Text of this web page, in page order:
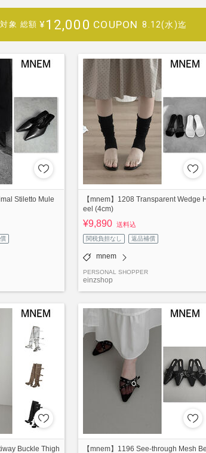
象 総額 ¥12,000 COUPON 8.12(水)迄
Stiletto Mule
【mnem】1208 Transparent Wedge H
eel (4cm)
¥9,890 送料込
関税負担なし 返品補償
mnem
PERSONAL SHOPPER
einzshop
Buckle Thigh
【mnem】1196 See-through Mesh